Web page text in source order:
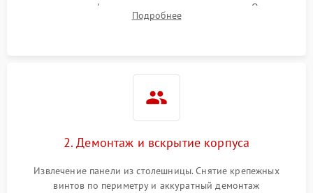
проверка конфорок на равномерность нагрева. Опрос
клиента о симптомах (не включается, не видит посуду,
Подробнее
2. Демонтаж и вскрытие корпуса
Извлечение панели из столешницы. Снятие крепежных
винтов по периметру и аккуратный демонтаж